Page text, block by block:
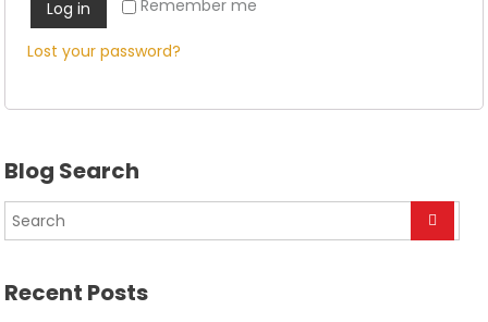
Remember me
Log in
Lost your password?
Blog Search
Recent Posts